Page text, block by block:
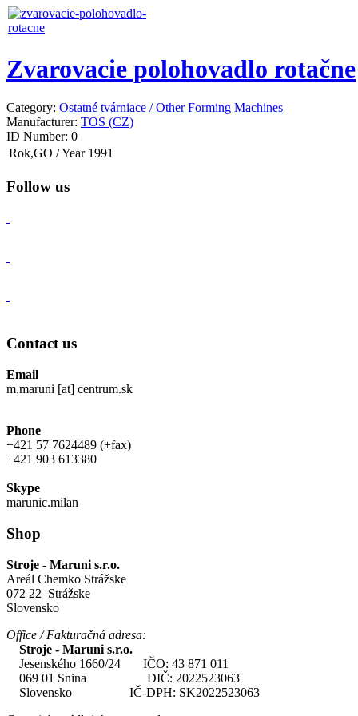
Zvarovacie polohovadlo rotačne
Category: Ostatné tvárniace / Other Forming Machines
Manufacturer: TOS (CZ)
ID Number: 0
Rok,GO / Year 1991
Follow us
Contact us
Email
m.maruni [at] centrum.sk
Phone
+421 57 7624489 (+fax)
+421 903 613380
Skype
marunic.milan
Shop
Stroje - Maruni s.r.o.
Areál Chemko Strážske
072 22 Strážske
Slovensko
Office / Fakturačná adresa:
Stroje - Maruni s.r.o.
Jesenského 1660/24 IČO: 43 871 011
069 01 Snina DIČ: 2022523063
Slovensko IČ-DPH: SK2022523063